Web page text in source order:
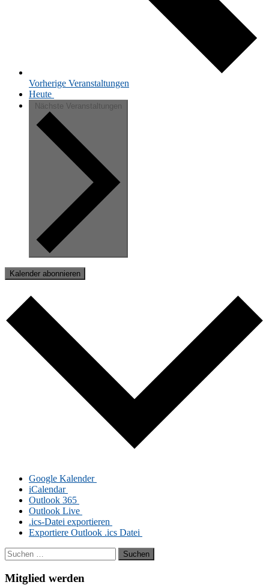
Vor­he­ri­ge Ver­an­stal­tun­gen
Heute
Nächste Veranstaltungen
Kalender abonnieren
Goog­le Kalender
iCalendar
Out­look 365
Out­look Live
.ics-Da­tei exportieren
Ex­por­tie­re Out­look .ics Datei
Suchen
nach:
Mitglied werden